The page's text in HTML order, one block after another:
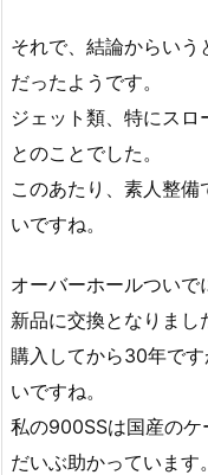
それで、結論からい
だったようです。
ジェット類、特にス
とのことでした。
このあたり、素人整
いですね。
オーバーホールついで
新品に交換となりまし
購入してから30年で
いですね。
私の900SSは国産の
だいぶ助かっています。